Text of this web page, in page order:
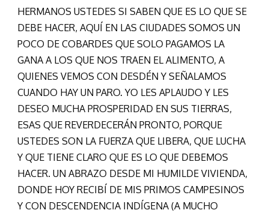
HERMANOS USTEDES SI SABEN QUE ES LO QUE SE
DEBE HACER, AQUÍ EN LAS CIUDADES SOMOS UN
POCO DE COBARDES QUE SOLO PAGAMOS LA
GANA A LOS QUE NOS TRAEN EL ALIMENTO, A
QUIENES VEMOS CON DESDÉN Y SEÑALAMOS
CUANDO HAY UN PARO. YO LES APLAUDO Y LES
DESEO MUCHA PROSPERIDAD EN SUS TIERRAS,
ESAS QUE REVERDECERÁN PRONTO, PORQUE
USTEDES SON LA FUERZA QUE LIBERA, QUE LUCHA
Y QUE TIENE CLARO QUE ES LO QUE DEBEMOS
HACER. UN ABRAZO DESDE MI HUMILDE VIVIENDA,
DONDE HOY RECIBÍ DE MIS PRIMOS CAMPESINOS
Y CON DESCENDENCIA INDÍGENA (A MUCHO